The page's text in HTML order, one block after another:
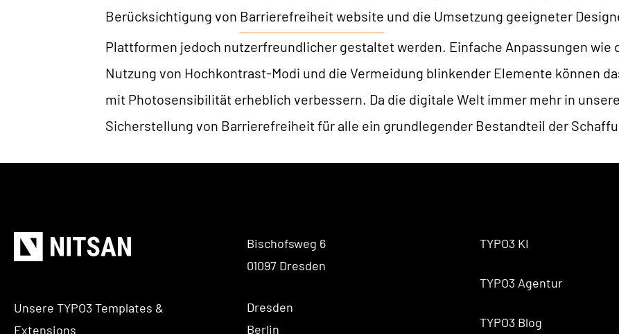
Berücksichtigung von Barrierefreiheit website und die Umsetzung geeigneter
Plattformen jedoch nutzerfreundlicher gestaltet werden. Einfache Anpassungen wie
Nutzung von Hochkontrast-Modi und die Vermeidung blinkender Elemente können
mit Photosensibilität erheblich verbessern. Da die digitale Welt immer mehr in
Sicherstellung von Barrierefreiheit für alle ein grundlegender Bestandteil der
Unsere TYPO3 Templates &
Extensions
Bischofsweg 6
01097 Dresden
Dresden
Berlin
TYPO3 KI
TYPO3 Agentur
TYPO3 Blog